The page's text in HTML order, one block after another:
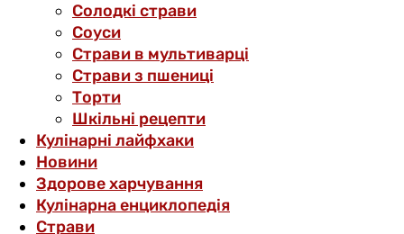
Солодкі страви
Соуси
Страви в мультиварці
Страви з пшениці
Торти
Шкільні рецепти
Кулінарні лайфхаки
Новини
Здорове харчування
Кулінарна енциклопедія
Страви